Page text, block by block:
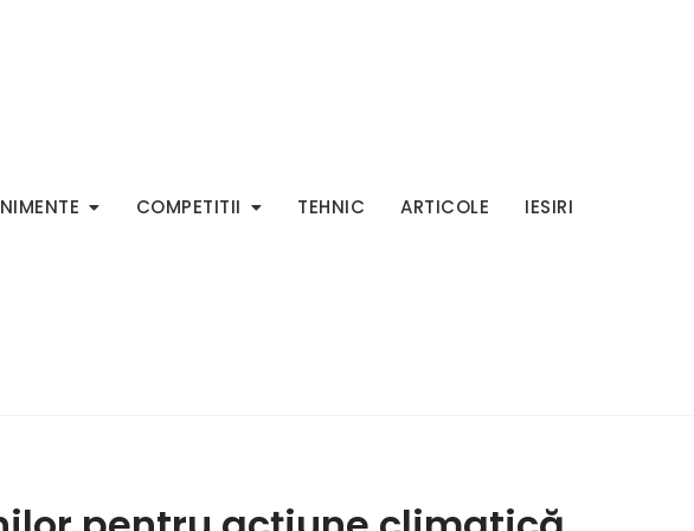
COMPETITII TEHNIC ARTICOLE IESIRI